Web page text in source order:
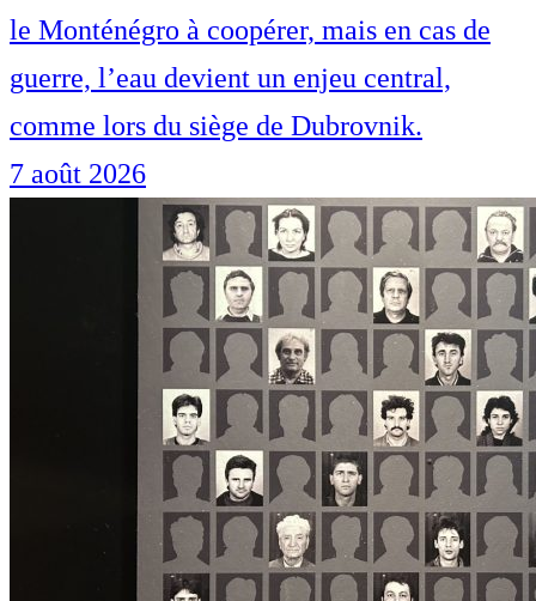
le Monténégro à coopérer, mais en cas de
guerre, l’eau devient un enjeu central,
comme lors du siège de Dubrovnik.
7 août 2026